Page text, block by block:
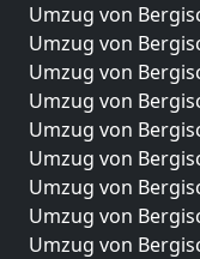
Umzug von
Umzug von
Umzug von
Umzug von
Umzug von
Umzug von
Umzug von
Umzug von
Umzug von